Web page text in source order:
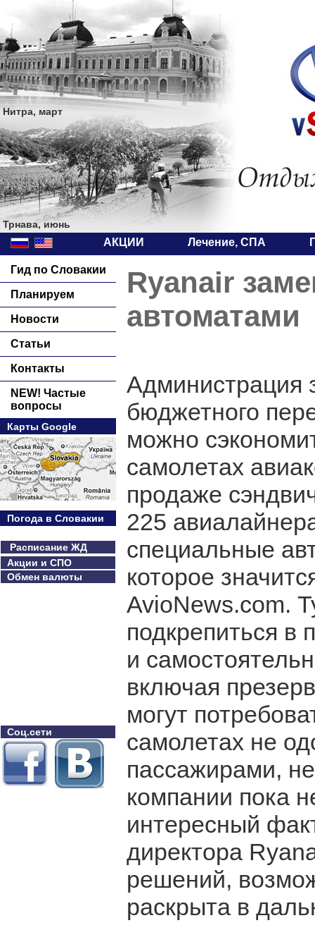
Нитра, март
Трнава, июнь
АКЦИИ Лечение, СПА
Гид по Словакии
Планируем
Новости
Статьи
Контакты
NEW! Частые
вопросы
Карты Google
Погода в Словакии
Расписание ЖД
Акции и СПО
Обмен валюты
Соц.сети
Ryanair
автоматами
Администрация
бюджетного
можно
самолетах
продаже
225
специальные
которое
AvioNews.com.
подкрепиться в
и
включая
могут
самолетах не
пассажирами,
компании пока
интересный
директора
решений,
раскрыта в